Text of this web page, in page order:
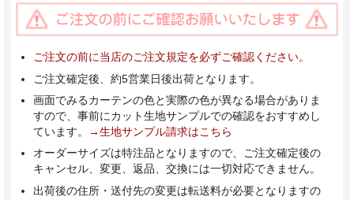
ご注文の前に当店のご注文規定を必ずご確認ください。
ご注文確定後、約5営業日後出荷となります。
画面でみるカーテンの色と実際の色が異なる場合がありま
すので、事前にカット生地サンプルでの確認をおすすめし
ています。
→生地サンプル請求はこちら
オーダーサイズは特注品となりますので、ご注文確定後の
キャンセル、変更、返品、交換には一切対応できません。
出荷後の住所・送付先の変更は転送料が必要となりますの